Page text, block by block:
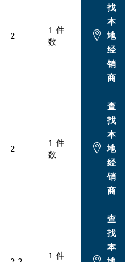
2
1 件
数
找
本
地
经
销
商
2
1 件
数
查
找
本
地
经
销
商
1 件
查
找
本